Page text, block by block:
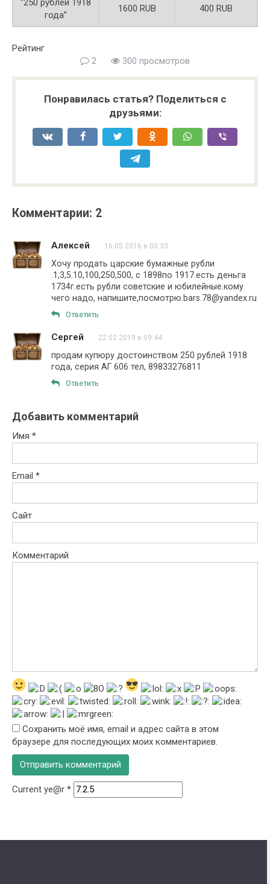
“250 рублей 1918
года”
1600 RUB 400 RUB
Рейтинг
2
300 просмотров
Понравилась статья? Поделиться с
друзьями:
Комментарии: 2
Алексей 16.05.2016 в 00:33
Хочу продать царские бумажные рубли
.1,3,5.10,100,250,500, с 1898по 1917.есть деньга
1734г.есть рубли советские и юбилейные.кому
чего надо, напишите,посмотрю.bars.78@yandex.ru
Ответить
Сергей 22.02.2019 в 09:44
продам купюру достоинством 250 рублей 1918
года, серия АГ 606 тел, 89833276811
Ответить
Добавить комментарий
Имя *
Email *
Сайт
Комментарий
Сохранить моё имя, email и адрес сайта в этом
браузере для последующих моих комментариев.
Current ye@r *